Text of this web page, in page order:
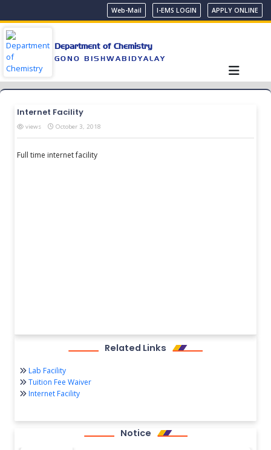
Web-Mail I-EMS LOGIN APPLY ONLINE
Department of Chemistry
GONO BISHWABIDYALAY
Internet Facility
views October 3, 2018
Full time internet facility
Related Links
Lab Facility
Tuition Fee Waiver
Internet Facility
Notice